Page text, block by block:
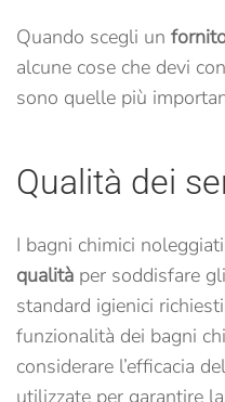
Quando scegli un
alcune cose che devi
sono quelle più
Qualità dei
I bagni chimici
qualità per soddisfare
standard igienici
funzionalità dei bagni
considerare l’efficacia
utilizzate per garantire